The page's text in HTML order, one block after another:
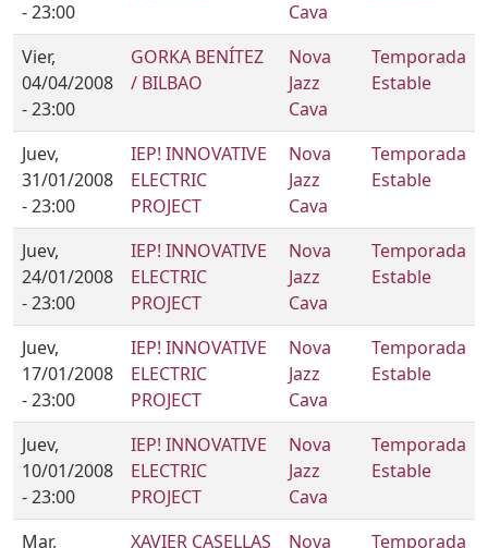
- 23:00
Cava
Vier,
04/04/2008
- 23:00
GORKA BENÍTEZ
/ BILBAO
Nova
Jazz
Cava
Temporada
Estable
Juev,
31/01/2008
- 23:00
IEP! INNOVATIVE
ELECTRIC
PROJECT
Nova
Jazz
Cava
Temporada
Estable
Juev,
24/01/2008
- 23:00
IEP! INNOVATIVE
ELECTRIC
PROJECT
Nova
Jazz
Cava
Temporada
Estable
Juev,
17/01/2008
- 23:00
IEP! INNOVATIVE
ELECTRIC
PROJECT
Nova
Jazz
Cava
Temporada
Estable
Juev,
10/01/2008
- 23:00
IEP! INNOVATIVE
ELECTRIC
PROJECT
Nova
Jazz
Cava
Temporada
Estable
Mar, XAVIER CASELLAS Nova Temporada